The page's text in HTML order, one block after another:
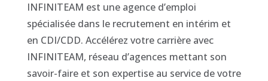
INFINITEAM est une agence d’emploi
spécialisée dans le recrutement en intérim et
en CDI/CDD. Accélérez votre carrière avec
INFINITEAM, réseau d’agences mettant son
savoir-faire et son expertise au service de votre